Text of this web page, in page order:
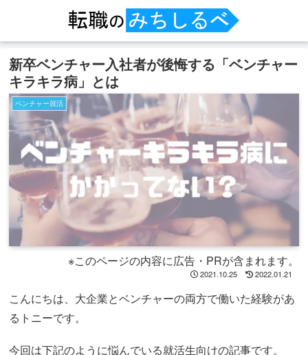
新卒ベンチャー入社者が後悔する「ベンチャー
キラキラ病」とは
ベンチャー就活
※このページの内容に広告・PRが含まれます。
2021.10.25 2022.01.21
こんにちは、大企業とベンチャーの両方で働いた経験があ
るトニーです。
今回は下記のように悩んでいる就活生向けの記事です。